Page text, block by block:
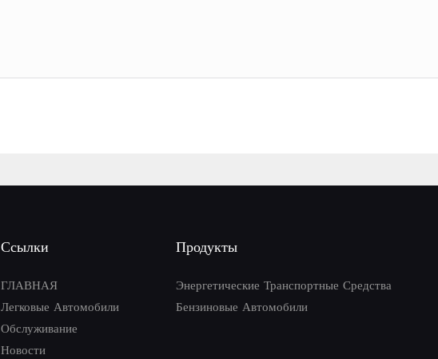
Ссылки
ГЛАВНАЯ
Легковые Автомобили
Обслуживание
Новости
Продукты
Энергетические Транспортные Средства
Бензиновые Автомобили